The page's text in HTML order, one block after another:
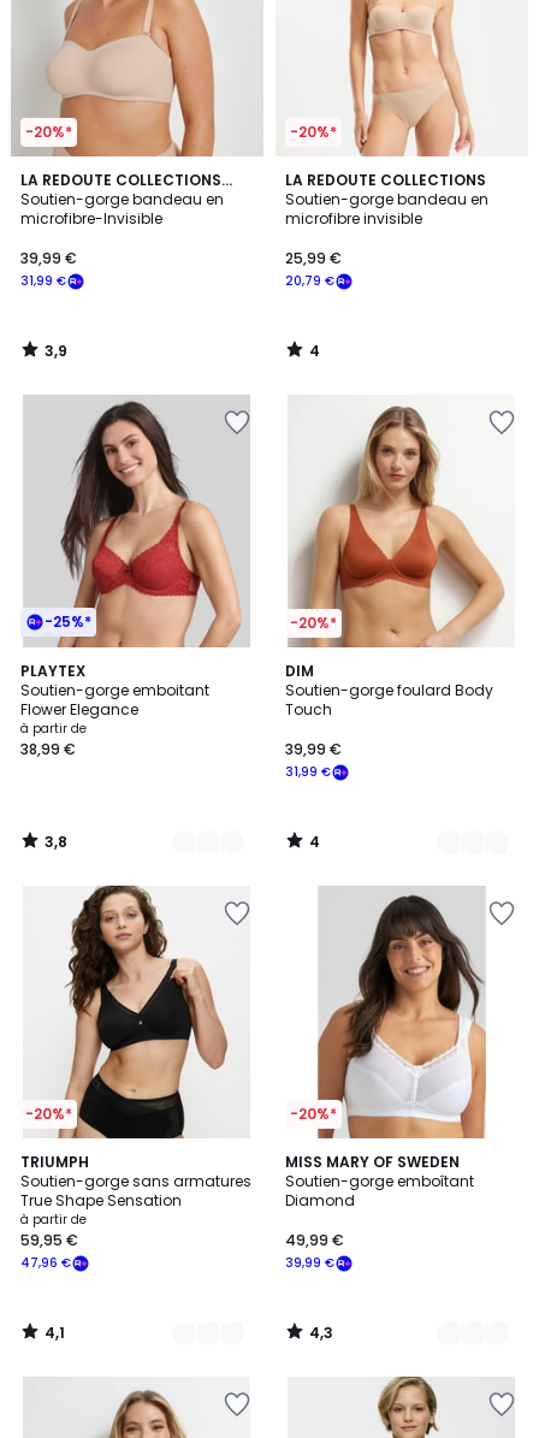
-20%*
LA REDOUTE COLLECTIONS
PLUS
Soutien-gorge bandeau en
microfibre-Invisible
31,99 €
39,99 €
3,9
/ 5
3,9
/
-20%*
LA REDOUTE COLLECTIONS
Soutien-gorge bandeau en
microfibre invisible
20,79 €
25,99 €
4
/
5
4
/
-25%*
PLAYTEX
Soutien-gorge emboitant
Flower Elegance
à partir de
38,99 €
3,8
/ 5
11
Couleurs
3,8
/
-20%*
DIM
Soutien-gorge foulard Body
Touch
31,99 €
39,99 €
4
/
5
4
Couleurs
4
/
-20%*
TRIUMPH
Soutien-gorge sans armatures
True Shape Sensation
à partir de
47,96 €
59,95 €
4,1
/ 5
2
Couleurs
4,1
/
-20%*
MISS MARY OF SWEDEN
Soutien-gorge emboîtant
Diamond
39,99 €
49,99 €
4,3
/ 5
4
Couleurs
4,3
/